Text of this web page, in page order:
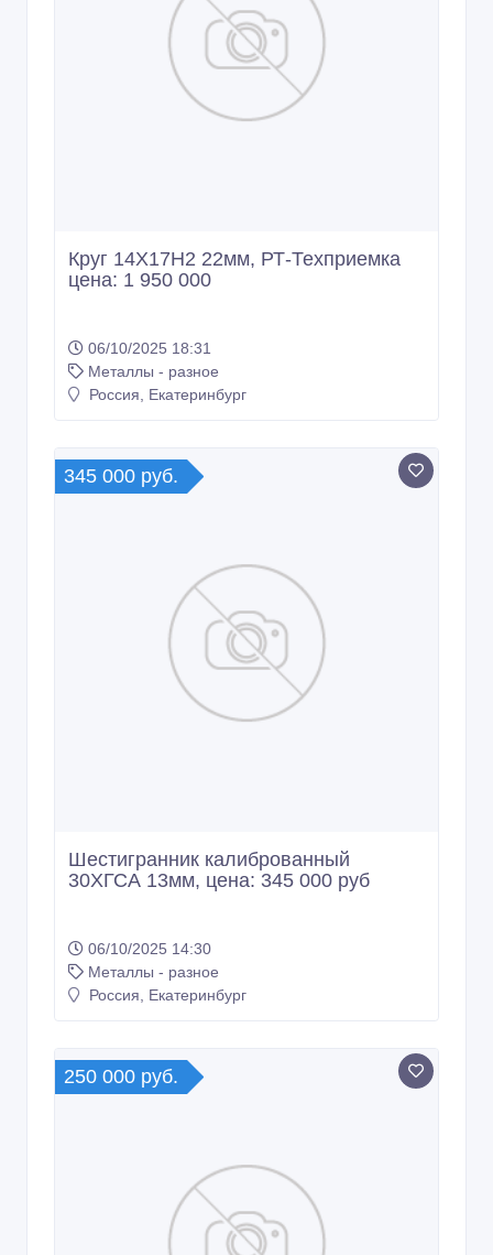
Круг 14Х17Н2 22мм, РТ-Техприемка
цена: 1 950 000
06/10/2025 18:31
Металлы - разное
Россия, Екатеринбург
345 000 руб.
Шестигранник калиброванный
30ХГСА 13мм, цена: 345 000 руб
06/10/2025 14:30
Металлы - разное
Россия, Екатеринбург
250 000 руб.